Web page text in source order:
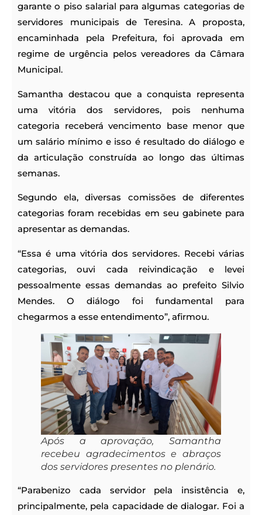
garante o piso salarial para algumas categorias de
servidores municipais de Teresina. A proposta,
encaminhada pela Prefeitura, foi aprovada em
regime de urgência pelos vereadores da Câmara
Municipal.
Samantha destacou que a conquista representa
uma vitória dos servidores, pois nenhuma
categoria receberá vencimento base menor que
um salário mínimo e isso é resultado do diálogo e
da articulação construída ao longo das últimas
semanas.
Segundo ela, diversas comissões de diferentes
categorias foram recebidas em seu gabinete para
apresentar as demandas.
“Essa é uma vitória dos servidores. Recebi várias
categorias, ouvi cada reivindicação e levei
pessoalmente essas demandas ao prefeito Silvio
Mendes. O diálogo foi fundamental para
chegarmos a esse entendimento”, afirmou.
Após a aprovação, Samantha
recebeu agradecimentos e abraços
dos servidores presentes no plenário.
“Parabenizo cada servidor pela insistência e,
principalmente, pela capacidade de dialogar. Foi a